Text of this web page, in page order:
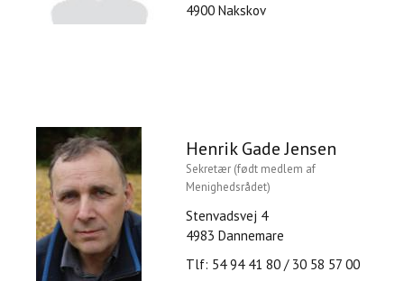
4900 Nakskov
Henrik Gade Jensen
Sekretær (født medlem af
Menighedsrådet)
Stenvadsvej 4
4983 Dannemare
Tlf: 54 94 41 80 / 30 58 57 00